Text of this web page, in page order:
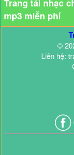
Trang tải nhạc
mp3 miễn phí
©
Liên hệ: